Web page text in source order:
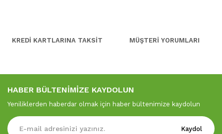
KREDİ KARTLARINA TAKSİT MÜŞTERİ YORUMLARI
HABER BÜLTENİMİZE KAYDOLUN
Yeniliklerden haberdar olmak için haber bültenimize kaydolun
Kaydol